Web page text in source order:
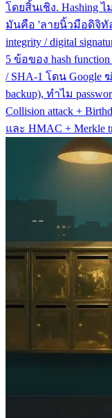
โดยสิ้นเชิง. Hashing
มันคือ 'ลายนิ้วมือดิจิทัล
integrity / digital
5 ข้อของ hash
/ SHA-1 โดน Google
backup), ทำไม
Collision attack +
และ HMAC + Merkle